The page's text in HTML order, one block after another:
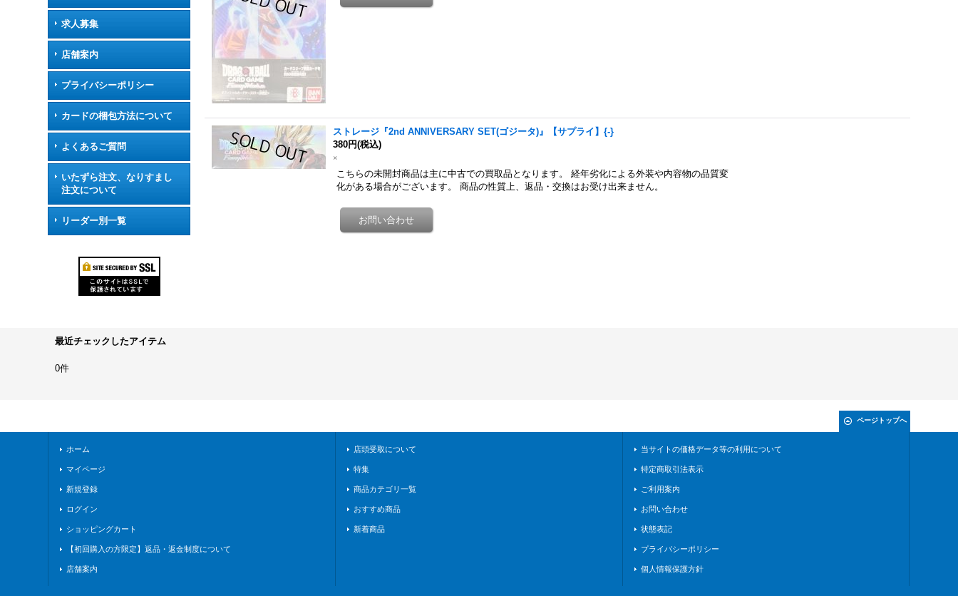
求人募集
店舗案内
プライバシーポリシー
カードの梱包方法について
よくあるご質問
いたずら注文、なりすまし
注文について
リーダー別一覧
ストレージ『2nd ANNIVERSARY SET(ゴジータ)』【サプライ】{-}
380円(税込)
×
こちらの未開封商品は主に中古での買取品となります。 経年劣化による外装や内容物の品質変
化がある場合がございます。 商品の性質上、返品・交換はお受け出来ません。
最近チェックしたアイテム
0件
ページトップへ
ホーム
マイページ
新規登録
ログイン
ショッピングカート
【初回購入の方限定】返品・返金制度について
店舗案内
店頭受取について
特集
商品カテゴリ一覧
おすすめ商品
新着商品
当サイトの価格データ等の利用について
特定商取引法表示
ご利用案内
お問い合わせ
状態表記
プライバシーポリシー
個人情報保護方針